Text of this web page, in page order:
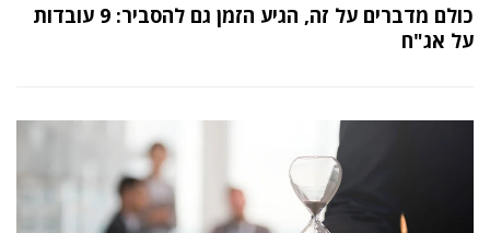
כולם מדברים על זה, הגיע הזמן גם להסביר: 9 עובדות
על אג"ח